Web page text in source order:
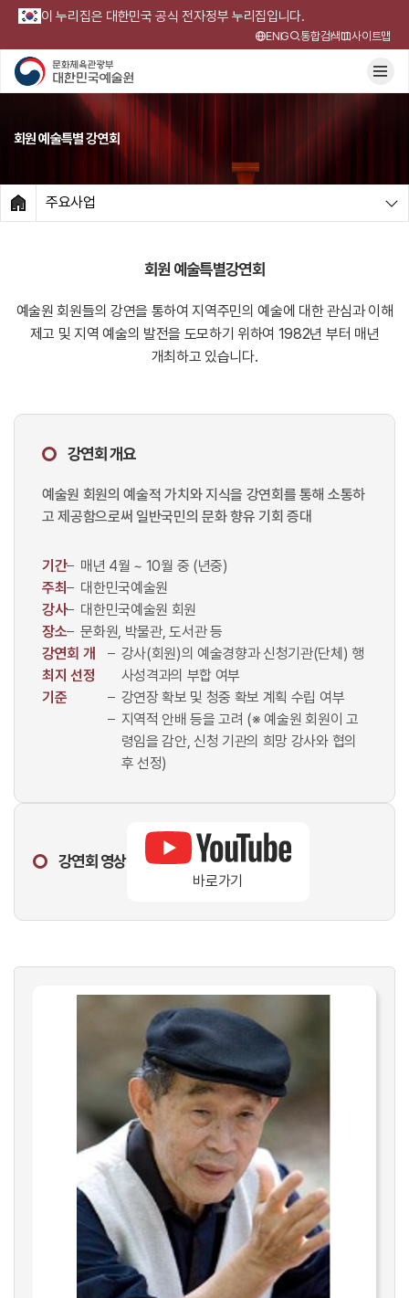
이 누리집은 대한민국 공식 전자정부 누리집입니다.
ENG 통합검색 사이트맵
회원 예술특별 강연회
HOME
주요사업
회원 예술특별강연회
예술원 회원들의 강연을 통하여 지역주민의 예술에 대한 관심과 이해
제고 및지역 예술의 발전을 도모하기 위하여 1982년 부터 매년
개최하고 있습니다.
강연회 영상
바로가기
강연회 개요
예술원 회원의 예술적 가치와 지식을 강연회를 통해 소통하
고 제공함으로써 일반국민의 문화 향유 기회 증대
기간
매년 4월 ~ 10월 중 (년중)
주최
대한민국예술원
강사
대한민국예술원 회원
장소
문화원, 박물관, 도서관 등
강연회 개
최지 선정
기준
강사(회원)의 예술경향과 신청기관(단체) 행
사성격과의 부합 여부
강연장 확보 및 청중 확보 계획 수립 여부
지역적 안배 등을 고려 (※ 예술원 회원이 고
령임을 감안, 신청 기관의 희망 강사와 협의
후 선정)